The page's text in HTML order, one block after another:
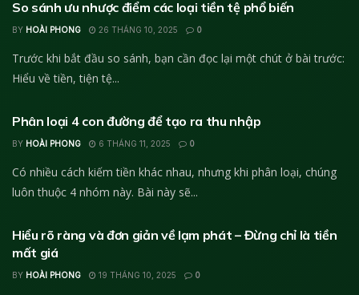
So sánh ưu nhược điểm các loại tiền tệ phổ biến
BY HOÀI PHONG 26 THÁNG 10, 2025 0
Trước khi bắt đầu so sánh, bạn cần đọc lại một chút ở bài trước:
Hiểu về tiền, tiện tệ...
Phân loại 4 con đường để tạo ra thu nhập
BY HOÀI PHONG 6 THÁNG 11, 2025 0
Có nhiều cách kiếm tiền khác nhau, nhưng khi phân loại, chúng
luôn thuộc 4 nhóm này. Bài này sẽ...
Hiểu rõ ràng và đơn giản về lạm phát – Đừng chỉ là tiền
mất giá
BY HOÀI PHONG 19 THÁNG 10, 2025 0